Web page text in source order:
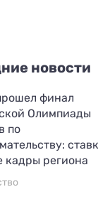
новости
финал
Олимпиады
по
кадры региона